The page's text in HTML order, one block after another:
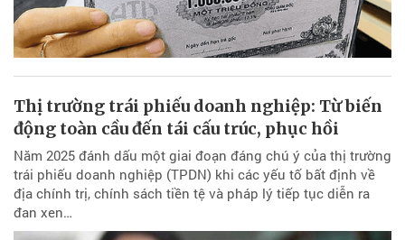
Thị trường trái phiếu doanh nghiệp: Từ biến
động toàn cầu đến tái cấu trúc, phục hồi
Năm 2025 đánh dấu một giai đoạn đáng chú ý của thị trường
trái phiếu doanh nghiệp (TPDN) khi các yếu tố bất định về
địa chính trị, chính sách tiền tệ và pháp lý tiếp tục diễn ra
đan xen…